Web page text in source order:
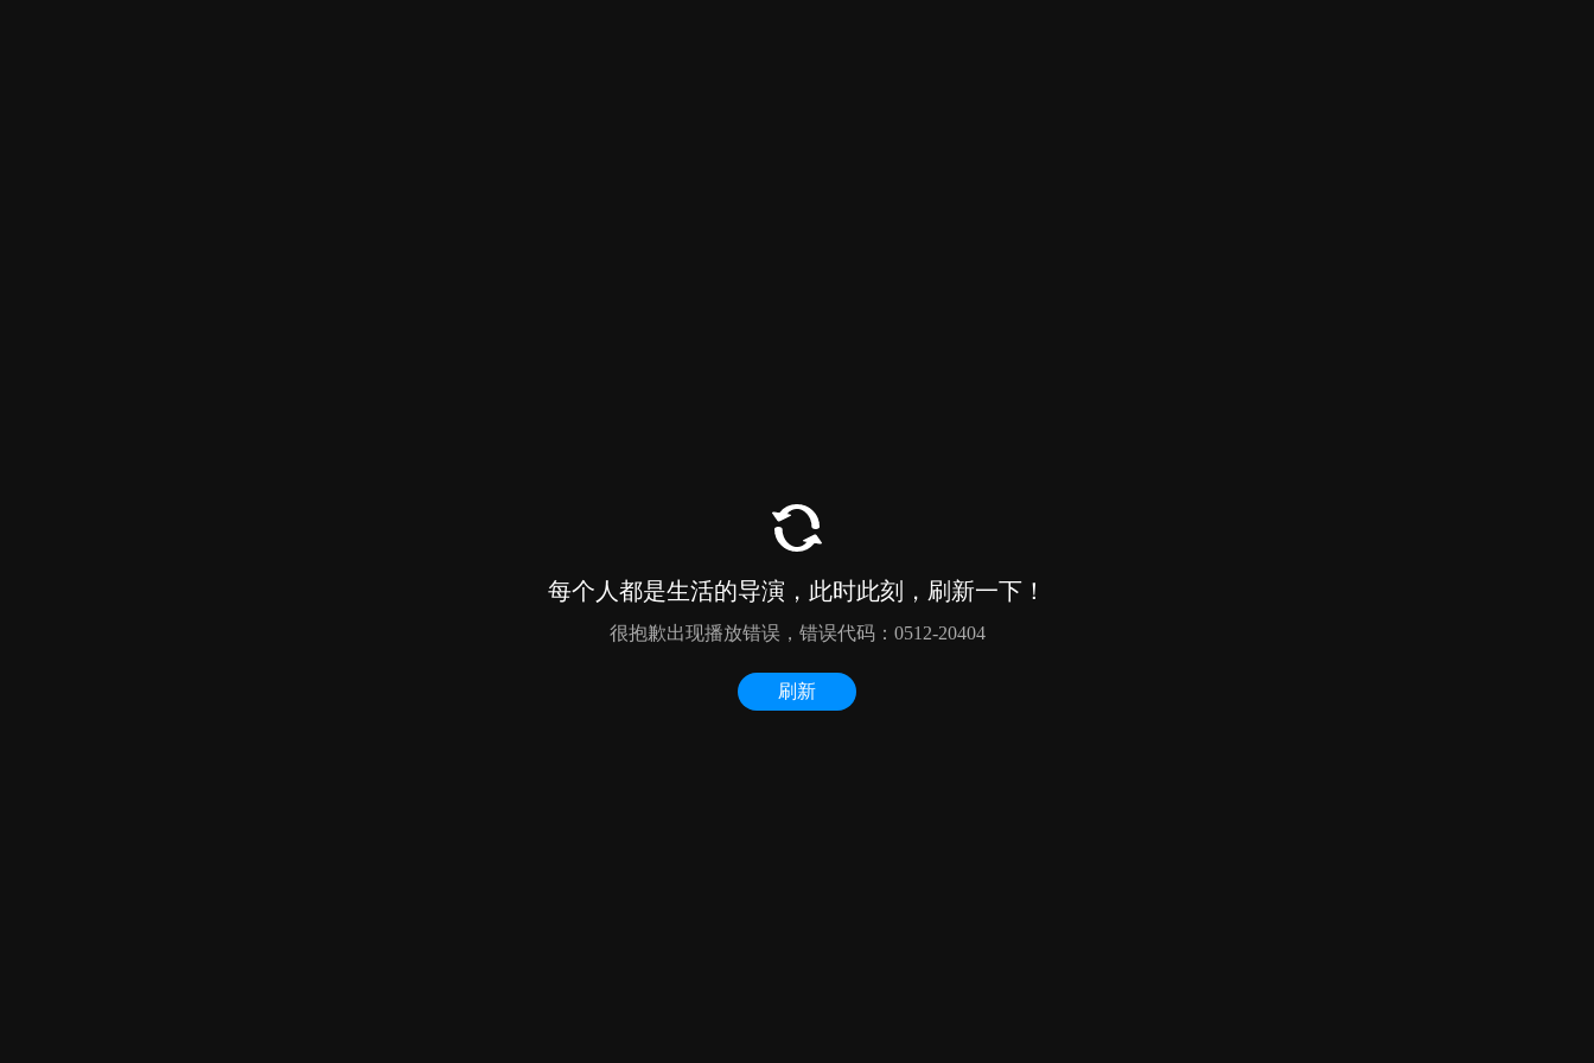
每个人都是生活的导演，此时此刻，刷新一下！
很抱歉出现播放错误，错误代码：0512-20404
刷新